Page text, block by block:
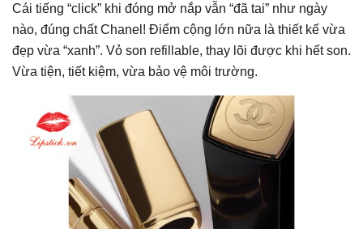
Cái tiếng “click” khi đóng mở nắp vẫn “đã tai” như ngày
nào, đúng chất Chanel! Điểm cộng lớn nữa là thiết kế vừa
đẹp vừa “xanh”. Vỏ son refillable, thay lõi được khi hết son.
Vừa tiện, tiết kiệm, vừa bảo vệ môi trường.